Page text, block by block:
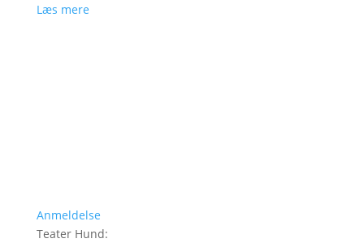
Læs mere
Anmeldelse
Teater Hund: